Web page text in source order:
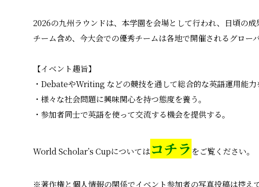
2026の九州ラウンドは、本学園を会場として行われ、日頃の
チーム含め、今大会での優秀チームは各地で開催されるグロー
【イベント趣旨】
・DebateやWriting などの競技を通して総合的な英語運用能力
・様々な社会問題に興味関心を持つ態度を養う。
・参加者同士で英語を使って交流する機会を提供する。
World Scholar’s Cupについてはコチラ をご覧ください。
※著作権と個人情報の関係でイベント参加者の写真投稿は控え